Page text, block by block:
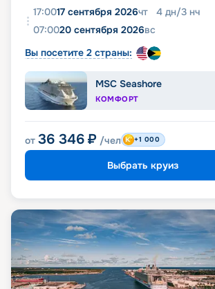
17:0017 сентября 2026чт 4 дн/3 нч
07:0020 сентября 2026вс
Вы посетите 2 страны:
MSC Seashore
КОМФОРТ
от 36 346 ₽ /чел +1 000
Выбрать круиз